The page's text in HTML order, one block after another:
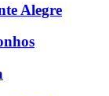
Alegre